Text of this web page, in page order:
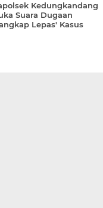
Kedungkandang
Suara Dugaan
Lepas' Kasus